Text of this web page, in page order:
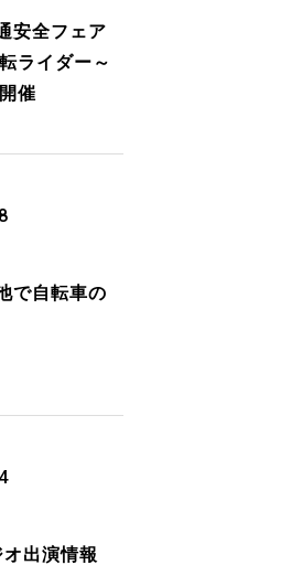
安全フェア
ライダー～
催
で自転車の
出演情報